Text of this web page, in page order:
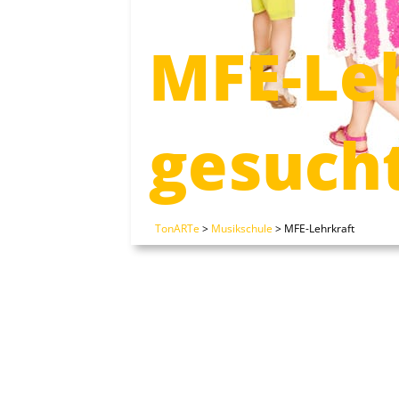
MFE-
TonARTe> Musikschule> MFE-Lehrkraft